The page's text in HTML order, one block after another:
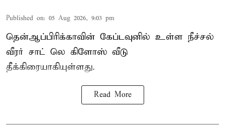
Published on: 05 Aug 2026, 9:03 pm
தென்ஆப்பிரிக்காவின் கேப்டவுனில் உள்ள நீச்சல்
வீரர் சாட் லெ கிளோஸ் வீடு
தீக்கிரையாகியுள்ளது.
Read More